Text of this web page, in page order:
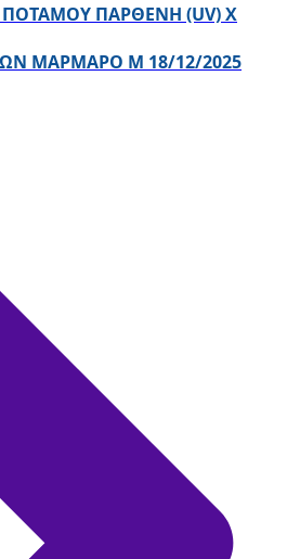
ΠΑΡΘΕΝΗ (UV) Χ
ΜΑΡΜΑΡΟ Μ 18/12/2025